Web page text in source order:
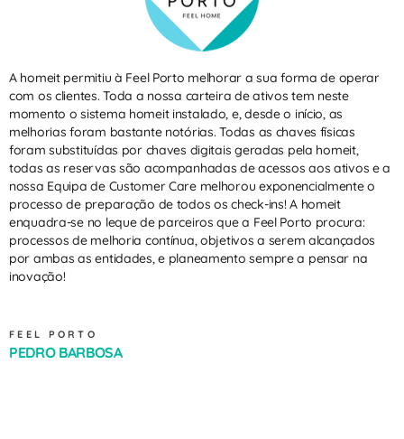
A homeit permitiu à Feel Porto melhorar a sua forma de operar
com os clientes. Toda a nossa carteira de ativos tem neste
momento o sistema homeit instalado, e, desde o início, as
melhorias foram bastante notórias. Todas as chaves físicas
foram substituídas por chaves digitais geradas pela homeit,
todas as reservas são acompanhadas de acessos aos ativos e a
nossa Equipa de Customer Care melhorou exponencialmente o
processo de preparação de todos os check-ins! A homeit
enquadra-se no leque de parceiros que a Feel Porto procura:
processos de melhoria contínua, objetivos a serem alcançados
por ambas as entidades, e planeamento sempre a pensar na
inovação!
FEEL PORTO
PEDRO BARBOSA